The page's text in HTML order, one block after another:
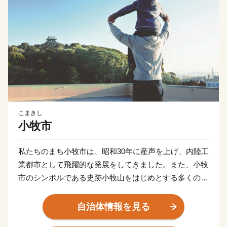
こまきし
小牧市
私たちのまち小牧市は、昭和30年に産声を上げ、内陸工
業都市として飛躍的な発展をしてきました。また、小牧
市のシンボルである史跡小牧山をはじめとする多くの歴
自治体情報を見る